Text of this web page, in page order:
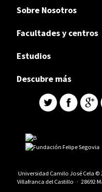
Sobre Nosotros
Facultades y centros
Estudios
Descubre más
Universidad Camilo José Cela ©
Villafranca del Castillo · 28692